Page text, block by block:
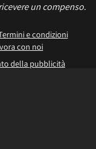
un compenso.
e condizioni
con noi
della pubblicità